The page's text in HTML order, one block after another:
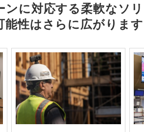
に対応する柔軟なソ
性はさらに広がります